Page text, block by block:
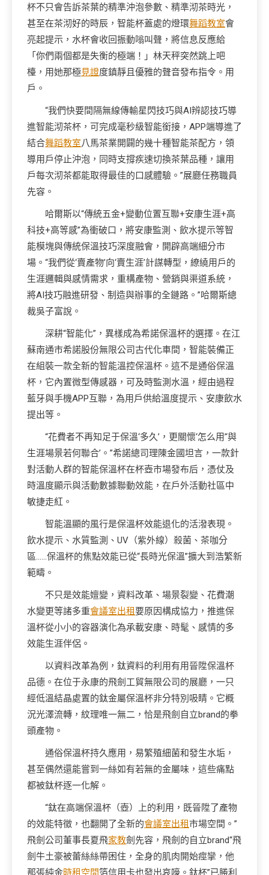
杯不只會告訴茶葉的精準沖泡參數、精準沏茶時光，
甚至在茶沏好的時辰，智能杯蓋處的燈環舞蹈教室會
亮起提示，水杯會收回振動嗡叫聲，將信息反應給
「你們兩個都是失衡的極端！」林天秤突然跳上吧
檯，用她那極見證度鎮靜且優雅的聲音發布指令。用
戶。
“我們快要間隔無線傳輸星閃技巧與AI辨認技巧導
進智能沏茶杯，可完成毫秒級智能銜接，APP端導進了
結合舞蹈教室八馬茶業開闢的幾十種智能茶配方，領
導用戶停止沖泡，同時支撐疾速切換茶葉品種，讓用
戶每次沏茶都能取得最佳的口感體驗。”展廳任務職員
先容。
哈爾斯以“傳統五金+變動位置互聯+安康生涯+高
科技+高等感”為衝破口，將安康監測、飲水提示等智
能模塊與傳統保溫技巧深度融會，開辟高端細分市
場。“我們從‘賣產物’向‘賣生涯’計謀轉型，繚繞用戶的
生涯邏輯與感情需求，重構產物、營銷與渠道系統，
將AI技巧融進研發、制造與辦事的全鏈路。”哈爾斯總
裁吳子富說。
深耕“智能化”，異樣成為希諾保溫杯的選擇。在江
蘇南通市希諾股份無限公司古代化車間，智能裝備正
在組裝一款全新的智能溫控保溫杯。這不是通俗保溫
杯，它內置微型傳感器，可及時監測水溫，經由過程
藍牙與手機APP互聯，為用戶供給溫度提示、安康飲水
提出等。
“花費者不再知足于保溫‘多久’，更關懷‘怎么用’‘與
生涯場景若何聯合’。”希諾總司理陳金國坦言，一款針
對活動人群的智能保溫杯在杯壺市場發布后，憑仗及
時溫度顯示與活動數據聯動效能，在戶外活動社區中
敏捷走紅。
智能溫顯的風行是保溫杯效能退化的活潑表現。
飲水提示、水質監測、UV（紫外線）殺菌、茶咖分
區……保溫杯的焦點效能已從“長時光保溫”擴大到浩繁新
範疇。
不只是效能嬗變，資料改革、場景裂變、花費潮
水變更等諸多重會議室出租要原因構成協力，推進保
溫杯從小小的容器演化為承載安康、時髦、感情的多
效能生涯伴侶。
以資料改革為例，鈦資料的利用有用晉陞保溫杯
品德。在位于永康的飛劍工貿無限公司的展廳，一只
經低溫結晶處置的鈦金屬保溫杯非分特別吸睛。它概
況光澤流轉，紋理唯一無二，恰是飛劍自立brand的拳
頭產物。
通俗保溫杯持久應用，易繁殖細菌和發生水垢，
甚至偶然還能嘗到一絲如有若無的金屬味，這些痛點
都被鈦杯逐一化解。
“鈦在高端保溫杯（壺）上的利用，既晉陞了產物
的效能特徵，也翻開了全新的會議室出租市場空間。”
飛劍公司董事長夏飛家教劍先容，飛劍的自立brand“飛
劍牛土豪被蕾絲絲帶困住，全身的肌肉開始痙攣，他
那張純金時租空間箔信用卡也發出哀嚎。鈦杯”已勝利